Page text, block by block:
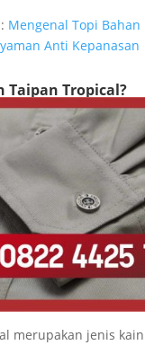
Mengenal Topi Bahan
Anti Kepanasan
Taipan Tropical?
merupakan jenis